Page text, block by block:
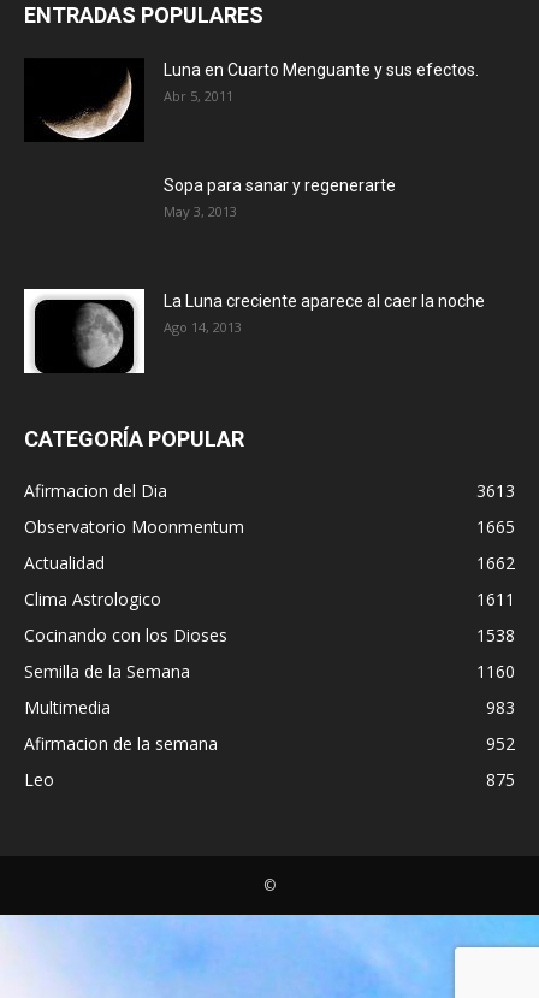
ENTRADAS POPULARES
Luna en Cuarto Menguante y sus efectos.
Abr 5, 2011
Sopa para sanar y regenerarte
May 3, 2013
La Luna creciente aparece al caer la noche
Ago 14, 2013
CATEGORÍA POPULAR
Afirmacion del Dia
3613
Observatorio Moonmentum
1665
Actualidad
1662
Clima Astrologico
1611
Cocinando con los Dioses
1538
Semilla de la Semana
1160
Multimedia
983
Afirmacion de la semana
952
Leo
875
©